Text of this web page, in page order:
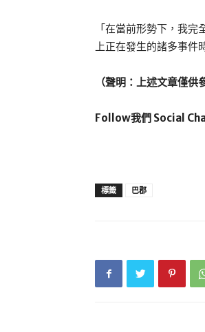
「在當前形勢下，我
上正在發生的諸多事件
（聲明：上述文章僅
Follow我們 Social
標籤 巴郡